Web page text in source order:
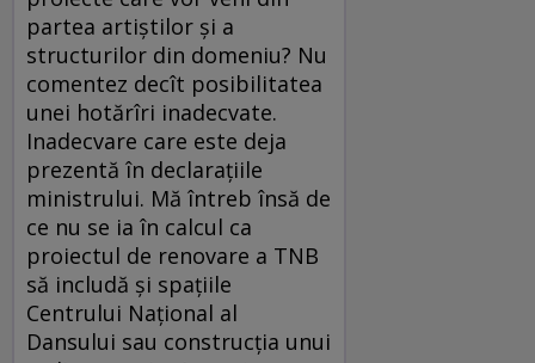
partea artiştilor şi a
structurilor din domeniu? Nu
comentez decît posibilitatea
unei hotărîri inadecvate.
Inadecvare care este deja
prezentă în declaraţiile
ministrului. Mă întreb însă de
ce nu se ia în calcul ca
proiectul de renovare a TNB
să includă şi spaţiile
Centrului Naţional al
Dansului sau construcţia unui